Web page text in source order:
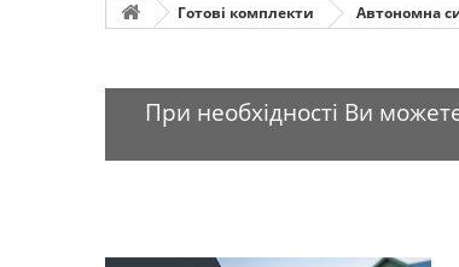
Готові комплекти Автономна
При необхідності Ви